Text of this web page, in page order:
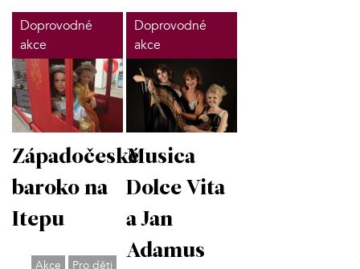
Doprovodné
akce
Západočeské
baroko na
Itepu
Akce
Pro děti
Doprovodné
akce
Musica
Dolce Vita
a Jan
Adamus